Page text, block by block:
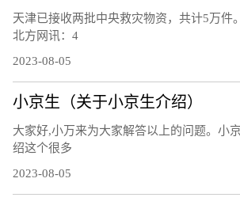
天津已接收两批中央救灾物资，共计5万件
北方网讯：4
2023-08-05
小京生（关于小京生介绍）
大家好,小万来为大家解答以上的问题。小
绍这个很多
2023-08-05